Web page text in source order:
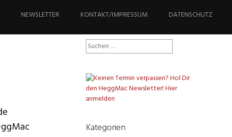
NEWSLETTER KONTAKT/IMPRESSUM DATENSCHUTZ
Suchen
nach:
Kategorien